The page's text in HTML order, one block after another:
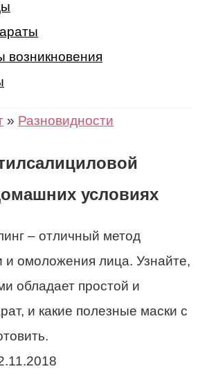
возникновения
» Разновидности
условиях
– отличный метод
и омоложения лица. Узнайте,
обладает простой и
и какие полезные маски с